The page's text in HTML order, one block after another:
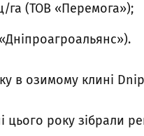
га (ТОВ «Перемога»);
в озимому клині
цього року зібрали